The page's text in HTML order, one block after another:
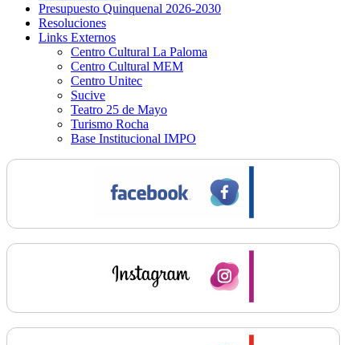
Presupuesto Quinquenal 2026-2030
Resoluciones
Links Externos
Centro Cultural La Paloma
Centro Cultural MEM
Centro Unitec
Sucive
Teatro 25 de Mayo
Turismo Rocha
Base Institucional IMPO